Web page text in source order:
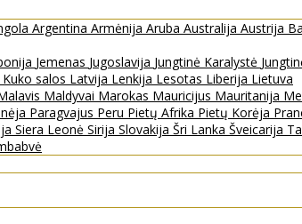
Argentina Armėnija Aruba Australija Austrija
Jemenas Jugoslavija Jungtinė Karalystė
Kuko salos Latvija Lenkija Lesotas Liberija Lietuva
Maldyvai Marokas Mauricijus Mauritanija
Paragvajus Peru Pietų Afrika Pietų Korėja
Siera Leonė Sirija Slovakija Šri Lanka Šveicarija